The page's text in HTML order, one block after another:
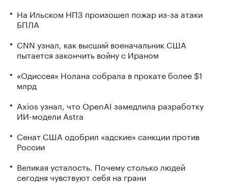
На Ильском НПЗ произошел пожар из-за атаки
БПЛА
CNN узнал, как высший военачальник США
пытается закончить войну с Ираном
«Одиссея» Нолана собрала в прокате более $1
млрд
Axios узнал, что OpenAI замедлила разработку
ИИ-модели Astra
Сенат США одобрил «адские» санкции против
России
Великая усталость. Почему столько людей
сегодня чувствуют себя на грани